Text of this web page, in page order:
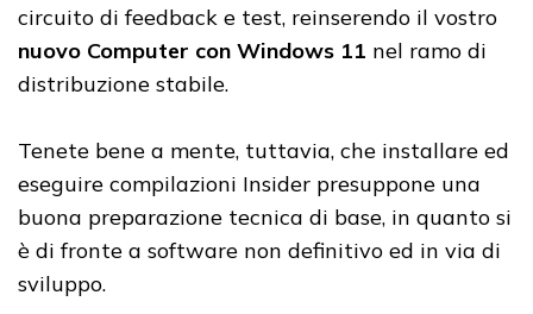
circuito di feedback e test, reinserendo il vostro
nuovo Computer con Windows 11 nel ramo di
distribuzione stabile.
Tenete bene a mente, tuttavia, che installare ed
eseguire compilazioni Insider presuppone una
buona preparazione tecnica di base, in quanto si
è di fronte a software non definitivo ed in via di
sviluppo.